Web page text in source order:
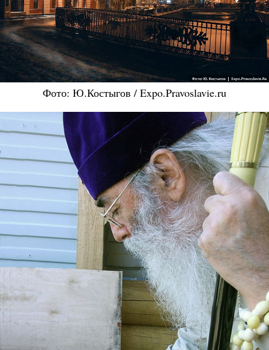
Фото: Ю.Костыгов / Expo.Pravoslavie.ru